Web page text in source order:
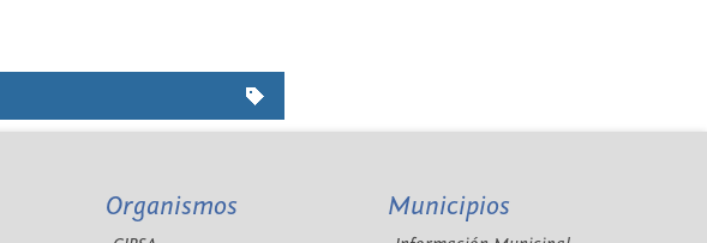
Organismos Municipios